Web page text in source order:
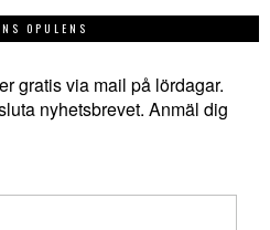
OPULENS
gratis via mail på lördagar.
nyhetsbrevet. Anmäl dig